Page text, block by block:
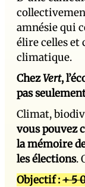
amnésie qui
élire celles et
climatique.
ChezVert,
pas
Climat,
vous pouvez
la mémoire
les élections.
Objectif :+ 5